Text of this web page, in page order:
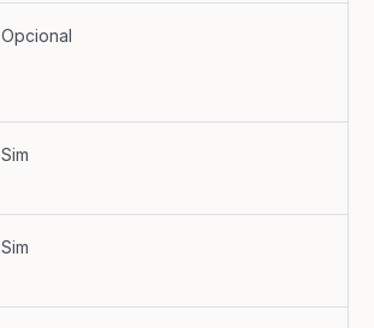
Opcional
Sim
Sim